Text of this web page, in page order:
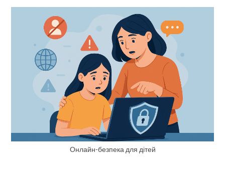
Онлайн-безпека для дітей